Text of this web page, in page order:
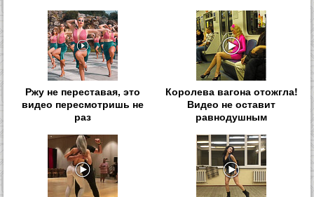
Ржу не переставая, это
видео пересмотришь не
раз
Королева вагона отожгла!
Видео не оставит
равнодушным